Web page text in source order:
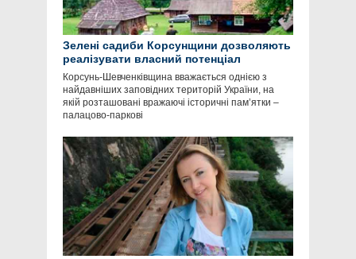
Зелені садиби Корсунщини дозволяють
реалізувати власний потенціал
Корсунь-Шевченківщина вважається однією з
найдавніших заповідних територій України, на
якій розташовані вражаючі історичні пам’ятки –
палацово-паркові